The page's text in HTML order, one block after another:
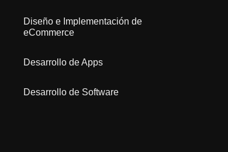
Diseño e Implementación de
eCommerce
Desarrollo de Apps
Desarrollo de Software